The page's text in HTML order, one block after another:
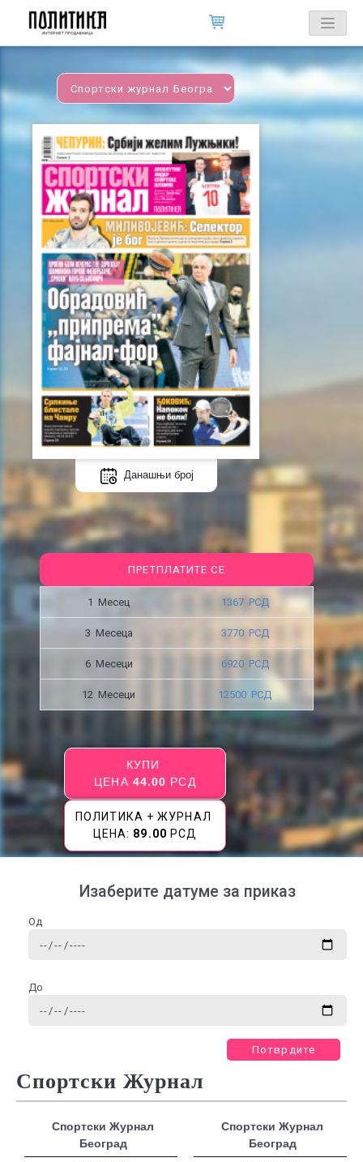
Данашњи број
ПРЕТПЛАТИТЕ СЕ
1 Месец 1367 РСД
3 Месецa 3770 РСД
6 Месеци 6920 РСД
12 Месеци 12500 РСД
КУПИ
ЦЕНА 44.00 РСД
ПОЛИТИКА + ЖУРНАЛ
ЦЕНА: 89.00 РСД
Изаберите датуме за приказ
Од
До
Потврдите
Спортски Журнал
Спортски Журнал
Београд
Спортски Журнал
Београд